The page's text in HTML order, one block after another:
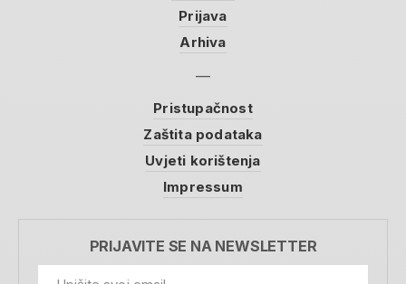
Prijava
Arhiva
Pristupačnost
Zaštita podataka
Uvjeti korištenja
Impressum
PRIJAVITE SE NA NEWSLETTER